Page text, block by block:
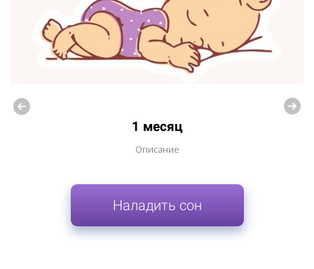
1 месяц
Описание
Наладить сон